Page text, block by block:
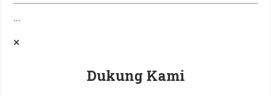
...
×
Dukung Kami